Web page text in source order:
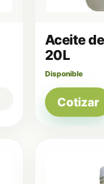
Aceite
20L
Disponible
Cotizar